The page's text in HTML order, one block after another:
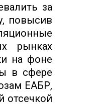
за
повысив
рынках
на фоне
в сфере
ЕАБР,
отсечкой